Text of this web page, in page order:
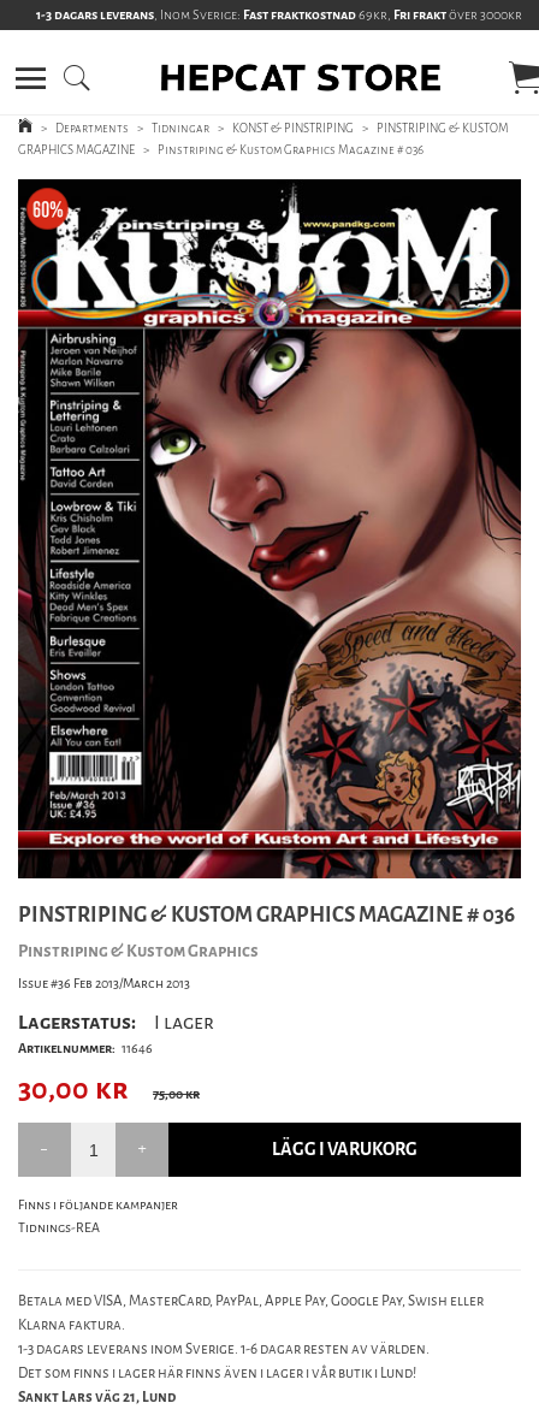
1-3 dagars leverans, Inom Sverige: Fast fraktkostnad69kr, Fri fraktöver 3000kr
> Departments > Tidningar > KONST & PINSTRIPING >
PINSTRIPING & KUSTOM
GRAPHICS MAGAZINE > Pinstriping & Kustom Graphics Magazine # 036
PINSTRIPING & KUSTOM GRAPHICS MAGAZINE # 036
Pinstriping & Kustom Graphics
Issue #36 Feb 2013/March 2013
Lagerstatus: I lager
Artikelnummer: 11646
30,00 kr 75,00 kr
LÄGG I VARUKORG
Finns i följande kampanjer
Tidnings-REA
Betala med VISA, MasterCard, PayPal, Apple Pay, Google Pay, Swish eller
Klarna faktura.
1-3 dagars leverans inom Sverige. 1-6 dagar resten av världen.
Det som finns i lager här finns även i lager i vår butik i Lund!
Sankt Lars väg 21, Lund